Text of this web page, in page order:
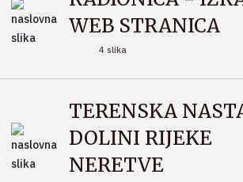
WEB STRANICA
4 slika
TERENSKA
DOLINI RIJEKE
NERETVE